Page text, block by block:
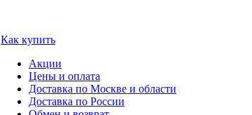
Как купить
Акции
Цены и оплата
Доставка по Москве и области
Доставка по России